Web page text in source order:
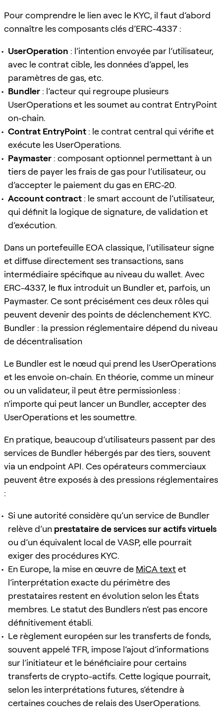
Pour comprendre le lien avec le KYC, il faut d’abord
connaître les composants clés d’ERC-4337 :
UserOperation : l’intention envoyée par l’utilisateur,
avec le contrat cible, les données d’appel, les
paramètres de gas, etc.
Bundler : l’acteur qui regroupe plusieurs
UserOperations et les soumet au contrat EntryPoint
on-chain.
Contrat EntryPoint : le contrat central qui vérifie et
exécute les UserOperations.
Paymaster : composant optionnel permettant à un
tiers de payer les frais de gas pour l’utilisateur, ou
d’accepter le paiement du gas en ERC-20.
Account contract : le smart account de l’utilisateur,
qui définit la logique de signature, de validation et
d’exécution.
Dans un portefeuille EOA classique, l’utilisateur signe
et diffuse directement ses transactions, sans
intermédiaire spécifique au niveau du wallet. Avec
ERC-4337, le flux introduit un Bundler et, parfois, un
Paymaster. Ce sont précisément ces deux rôles qui
peuvent devenir des points de déclenchement KYC.
Bundler : la pression réglementaire dépend du niveau
de décentralisation
Le Bundler est le nœud qui prend les UserOperations
et les envoie on-chain. En théorie, comme un mineur
ou un validateur, il peut être permissionless :
n’importe qui peut lancer un Bundler, accepter des
UserOperations et les soumettre.
En pratique, beaucoup d’utilisateurs passent par des
services de Bundler hébergés par des tiers, souvent
via un endpoint API. Ces opérateurs commerciaux
peuvent être exposés à des pressions réglementaires
:
Si une autorité considère qu’un service de Bundler
relève d’un prestataire de services sur actifs virtuels
ou d’un équivalent local de VASP, elle pourrait
exiger des procédures KYC.
En Europe, la mise en œuvre de MiCA textet
l’interprétation exacte du périmètre des
prestataires restent en évolution selon les États
membres. Le statut des Bundlers n’est pas encore
définitivement établi.
Le règlement européen sur les transferts de fonds,
souvent appelé TFR, impose l’ajout d’informations
sur l’initiateur et le bénéficiaire pour certains
transferts de crypto-actifs. Cette logique pourrait,
selon les interprétations futures, s’étendre à
certaines couches de relais des UserOperations.